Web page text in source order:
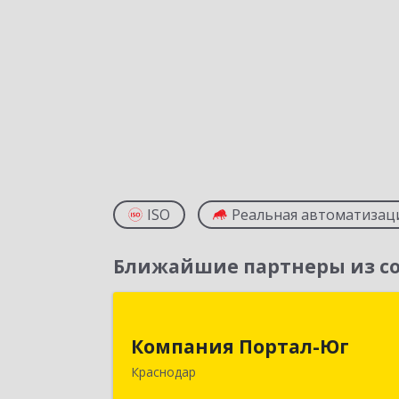
ISO Реальная
Ближайшие партнеры из
Компания Портал-Юг
Краснодар
350020, Краснодарский край,
Краснодар г, Одесская ул, дом № 48,